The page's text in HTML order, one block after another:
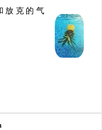
放克的气